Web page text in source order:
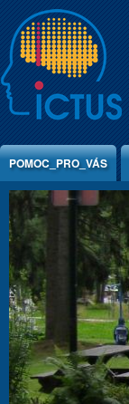
Jump to Content
POMOC_PRO_VÁS